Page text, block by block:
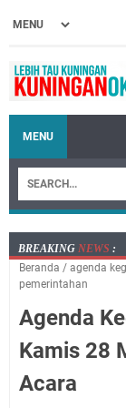
MENU
BREAKING NEWS :
Beranda / agenda
pemerintahan
Agenda
Kamis 28
Acara